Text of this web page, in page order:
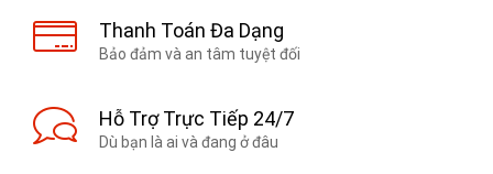
Thanh Toán Đa Dạng
Bảo đảm và an tâm tuyệt đối
Hỗ Trợ Trực Tiếp 24/7
Dù bạn là ai và đang ở đâu